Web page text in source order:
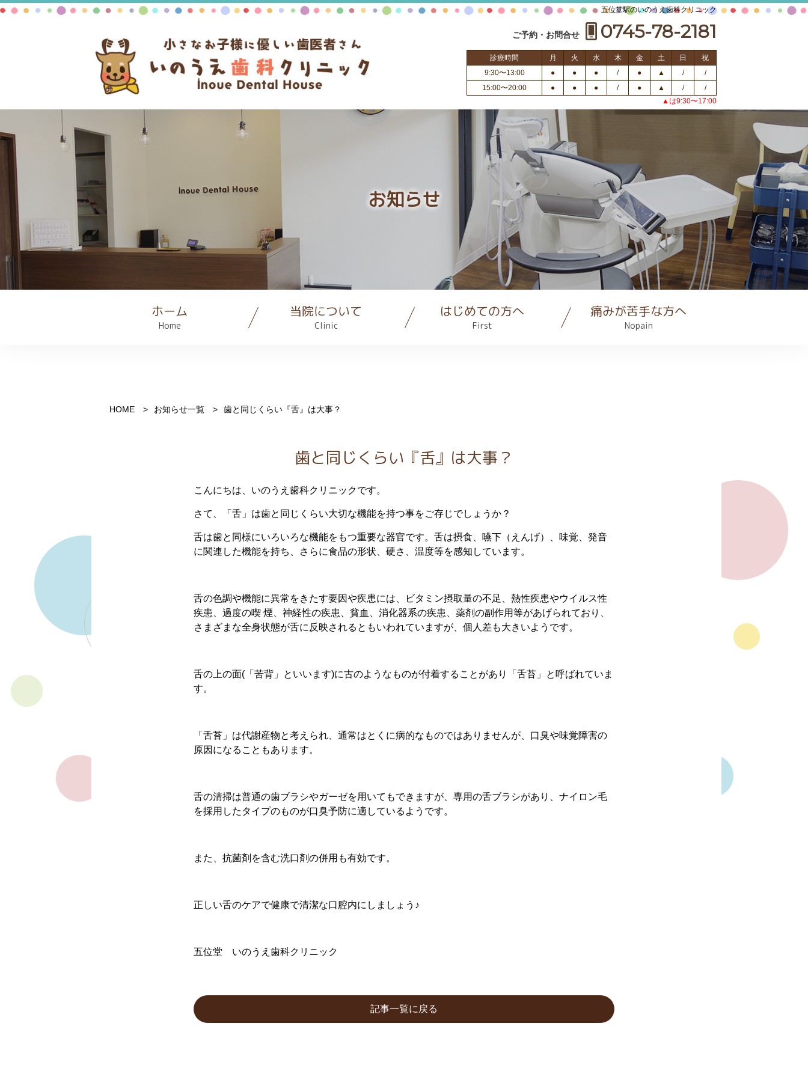
五位堂駅のいのうえ歯科クリニック
ご予約・お問合せ 0745-78-2181
診療時間 月 火 水 木 金 土 日
祝
9:30〜13:00
● ● ● / ● ▲ /
/
15:00〜20:00
● ● ● / ● ▲ /
/
▲は9:30〜17:00
お知らせ
ホーム
Home
当院について
Clinic
はじめての方へ
First
痛みが苦手な方へ
Nopain
HOME お知らせ一覧 歯と同じくらい『舌』は大事？
歯と同じくらい『舌』は大事？
こんにちは、いのうえ歯科クリニックです。
さて、「舌」は歯と同じくらい大切な機能を持つ事をご存じでしょうか？
舌は歯と同様にいろいろな機能をもつ重要な器官です。舌は摂食、嚥下（えんげ）、味覚、発音
に関連した機能を持ち、さらに食品の形状、硬さ、温度等を感知しています。
舌の色調や機能に異常をきたす要因や疾患には、ビタミン摂取量の不足、熱性疾患やウイルス性
疾患、過度の喫 煙、神経性の疾患、貧血、消化器系の疾患、薬剤の副作用等があげられており、
さまざまな全身状態が舌に反映されるともいわれていますが、個人差も大きいようです。
舌の上の面(「苦背」といいます)に古のようなものが付着することがあり「舌苔」と呼ばれていま
す。
「舌苔」は代謝産物と考えられ、通常はとくに病的なものではありませんが、口臭や味覚障害の
原因になることもあります。
舌の清掃は普通の歯ブラシやガーゼを用いてもできますが、専用の舌ブラシがあり、ナイロン毛
を採用したタイプのものが口臭予防に適しているようです。
また、抗菌剤を含む洗口剤の併用も有効です。
正しい舌のケアで健康で清潔な口腔内にしましょう♪
五位堂 いのうえ歯科クリニック
記事一覧に戻る